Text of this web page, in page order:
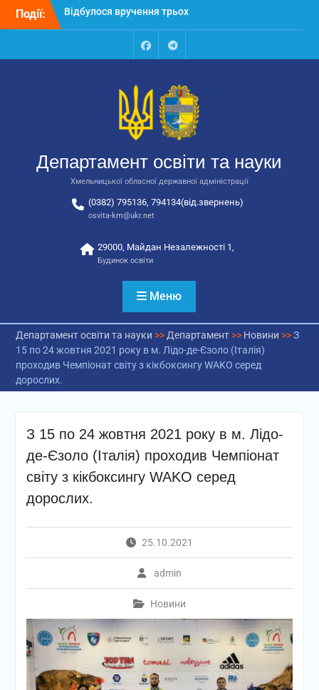
Перейти
Події:
Відбулося засідання
колегії Департаменту
освіти та науки обласної
державної адміністрації
відповідальних за
національно-патріотичне
автобусів для потреб
закладів освіти
FacebookTalegram
Департамент освіти та науки
Хмельницької обласної державної адміністрації
(0382) 795136, 794134(від.звернень)
osvita-km@ukr.net
29000, Майдан Незалежності 1,
Будинок освіти
Меню
Департамент освіти та науки >> Департамент>> Новини >>З
15 по 24 жовтня 2021 року в м. Лідо-де-Єзоло (Італія)
проходив Чемпіонат світу з кікбоксингу WAKO серед
дорослих.
З 15 по 24 жовтня 2021 року в м. Лідо-
де-Єзоло (Італія) проходив Чемпіонат
світу з кікбоксингу WAKO серед
дорослих.
25.10.2021
admin
Новини